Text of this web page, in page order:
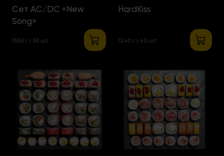
Сет AC/DC «New
Song»
1580 г | 58 шт
HardKiss
1240 г | 40 шт